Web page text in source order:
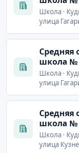
Школа ·
улица
Cредняя
школа №
Школа ·
улица
Cредняя
школа №
Школа ·
улица